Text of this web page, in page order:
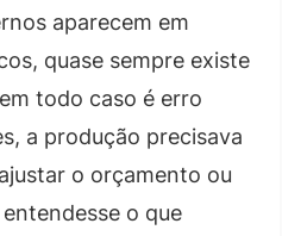
aparecem em
quase sempre existe
todo caso é erro
a produção precisava
o orçamento ou
o que